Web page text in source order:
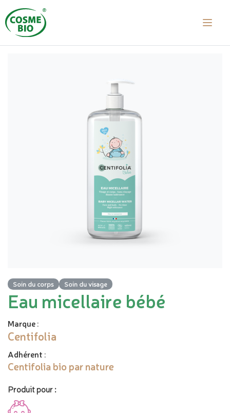
Soin du corps Soin du visage
Eau micellaire bébé
Marque:
Centifolia
Adhérent :
Centifolia bio par nature
Produit pour :